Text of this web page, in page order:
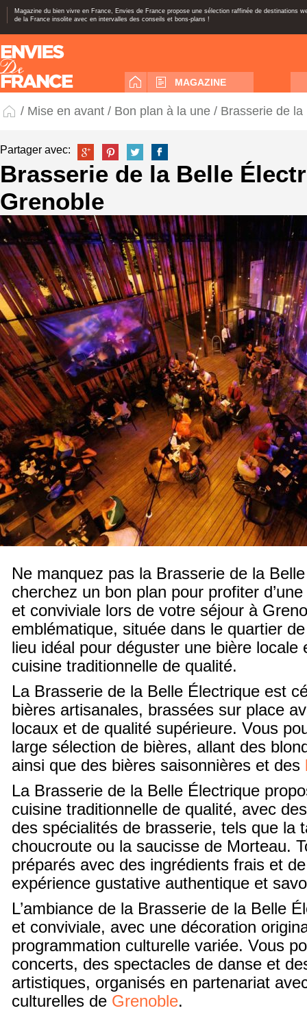
Magazine du bien vivre en France, Envies de France propose une sélection raffinée de destinations
de la France insolite avec en intervalles des conseils et bons-plans !
MAGAZINE
/ Mise en avant / Bon plan à la une / Brasserie de
Partager avec:
Brasserie de la Belle
Grenoble
Ne manquez pas la Brasserie de la
cherchez un bon plan pour profiter
et conviviale lors de votre séjour à
emblématique, située dans le quartier
lieu idéal pour déguster une bière locale
cuisine traditionnelle de qualité.
La Brasserie de la Belle Électrique est
bières artisanales, brassées sur place
locaux et de qualité supérieure. Vous
large sélection de bières, allant des
ainsi que des bières saisonnières et des
La Brasserie de la Belle Électrique
cuisine traditionnelle de qualité, avec
des spécialités de brasserie, tels que la
choucroute ou la saucisse de Morteau.
préparés avec des ingrédients frais et
expérience gustative authentique et
L’ambiance de la Brasserie de la Belle
et conviviale, avec une décoration
programmation culturelle variée. Vous
concerts, des spectacles de danse et
artistiques, organisés en partenariat
culturelles de Grenoble.